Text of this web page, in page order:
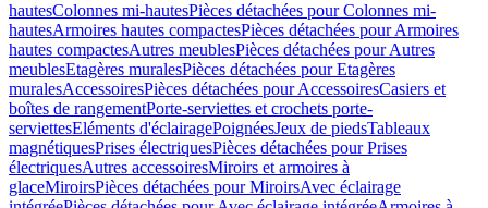
hautesColonnes mi-hautesPièces détachées pour Colonnes mi-
hautesArmoires hautes compactesPièces détachées pour Armoires
hautes compactesAutres meublesPièces détachées pour Autres
meublesEtagères muralesPièces détachées pour Etagères
muralesAccessoiresPièces détachées pour AccessoiresCasiers et
boîtes de rangementPorte-serviettes et crochets porte-
serviettesEléments d'éclairagePoignéesJeux de piedsTableaux
magnétiquesPrises électriquesPièces détachées pour Prises
électriquesAutres accessoiresMiroirs et armoires à
glaceMiroirsPièces détachées pour MiroirsAvec éclairage